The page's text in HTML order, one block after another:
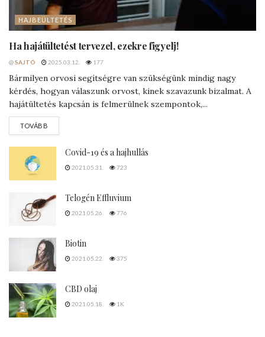
HAJBEÜLTETÉS
Ha hajátültetést tervezel, ezekre figyelj!
@SAJTÓ 2025.03.12. 177
Bármilyen orvosi segítségre van szükségünk mindig nagy
kérdés, hogyan válaszunk orvost, kinek szavazunk bizalmat. A
hajátültetés kapcsán is felmerülnek szempontok,...
TOVÁBB
Covid-19 és a hajhullás
2021.05.31. 723
Telogén Effluvium
2021.05.26. 776
Biotin
2021.05.22. 375
CBD olaj
2021.05.18. 1K